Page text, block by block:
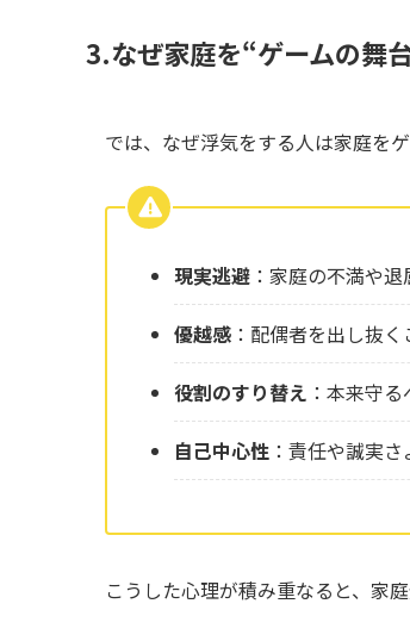
3.なぜ家庭を“ゲームの舞
では、なぜ浮気をする人は家庭を
現実逃避 ：家庭の不満や
優越感 ：配偶者を出し抜
役割のすり替え ：本来守
自己中心性 ：責任や誠実
こうした心理が積み重なると、家